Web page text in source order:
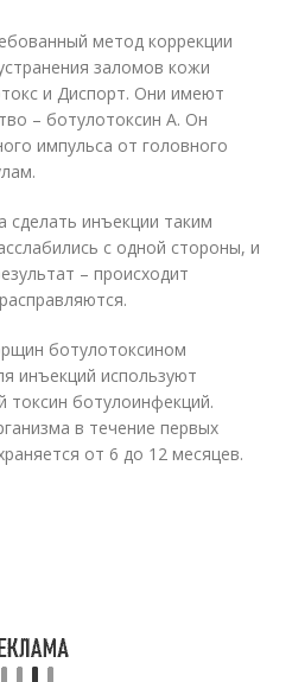
метод коррекции
заломов кожи
и Диспорт. Они имеют
– ботулотоксин А. Он
импульса от головного
сделать инъекции таким
с одной стороны, и
– происходит
ботулотоксином
инъекций используют
ботулоинфекций.
в течение первых
от 6 до 12 месяцев.